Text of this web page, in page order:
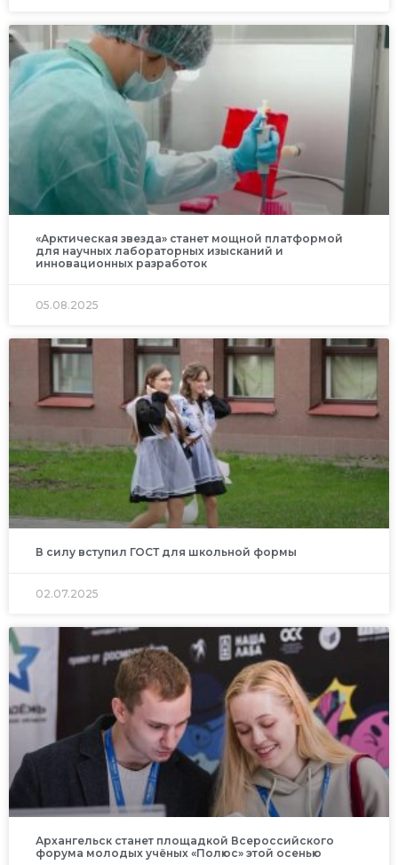
«Арктическая звезда» станет мощной платформой
для научных лабораторных изысканий и
инновационных разработок
05.08.2025
В силу вступил ГОСТ для школьной формы
02.07.2025
Архангельск станет площадкой Всероссийского
форума молодых учёных «Полюс» этой осенью